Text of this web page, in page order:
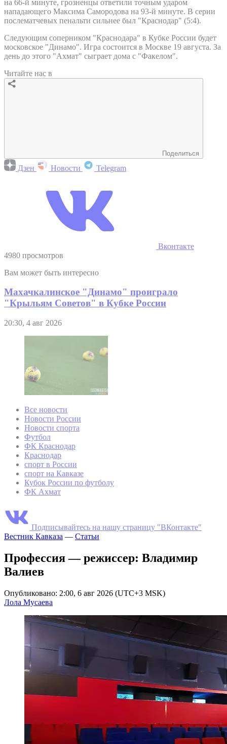
на 66-й минуте, грозненцы ответили точным ударом
нападающего Максима Самородова на 93-й минуте. В серии
послематчевых пенальти сильнее был "Краснодар" (5:4).
Следующим соперником "Краснодара" в Кубке России будет
московское "Динамо". Игра состоится в Москве 19 августа. За
день до этого "Ахмат" сыграет дома с "Факелом".
Читайте нас в
Поделиться
Дзен Новости Telegram
Вконтакте
4980 просмотров
Вам может быть интересно
Махачкалинское "Динамо" проиграло
"Крыльям Советов" в Кубке России
20:30, 4 авг 2026
Все новости
Новости России
Новости спорта
Футбол
ФК Краснодар
Краснодар
спорт в России
спорт на Кавказе
Кубок России по футболу
ФК Ахмат
Подписывайтесь на нашу страницу "ВКонтакте"
Вестник Кавказа — Статьи
Профессия — режиссер: Владимир
Валиев
Опубликовано: 2:00, 6 авг 2026 (UTC+3 MSK)
Лола Мусаева